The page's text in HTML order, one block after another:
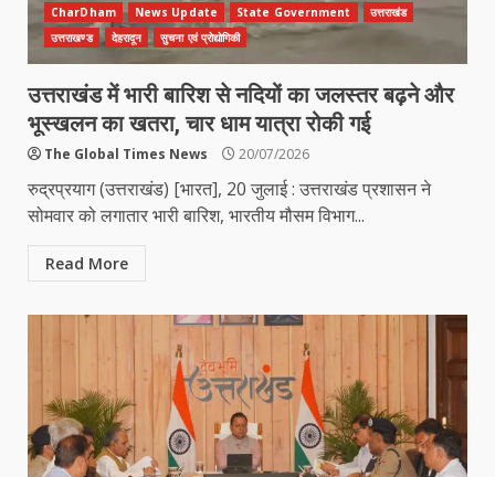
CharDham News Update State Government
उत्तराखंड
उत्तराखण्ड
देहरादून सुचना एवं प्रोद्योगिकी
उत्तराखंड में भारी बारिश से नदियों का जलस्तर बढ़ने और
भूस्खलन का खतरा, चार धाम यात्रा रोकी गई
The Global Times News 20/07/2026
रुद्रप्रयाग (उत्तराखंड) [भारत], 20 जुलाई : उत्तराखंड प्रशासन ने
सोमवार को लगातार भारी बारिश, भारतीय मौसम विभाग...
Read More